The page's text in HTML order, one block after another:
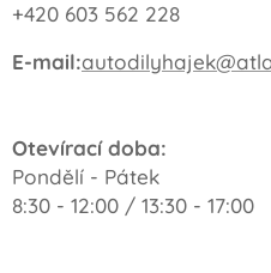
+420 603 562 228
E-mail:
Otevírací doba:
Pondělí - Pátek
8:30 - 12:00 / 13:30 - 17:00